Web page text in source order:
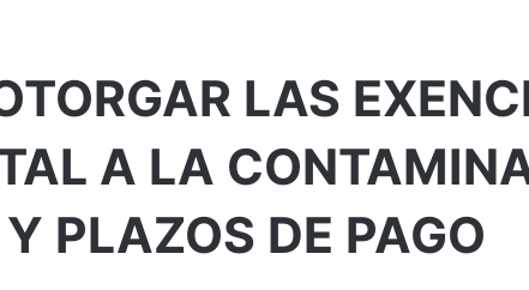
LAS
A LA
PLAZOS DE PAGO